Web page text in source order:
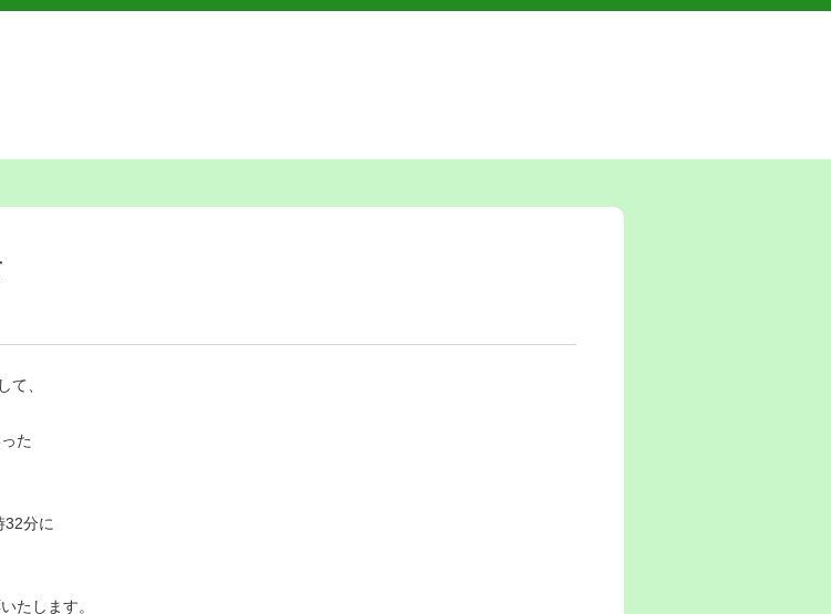
て、
た
32分に
たします。